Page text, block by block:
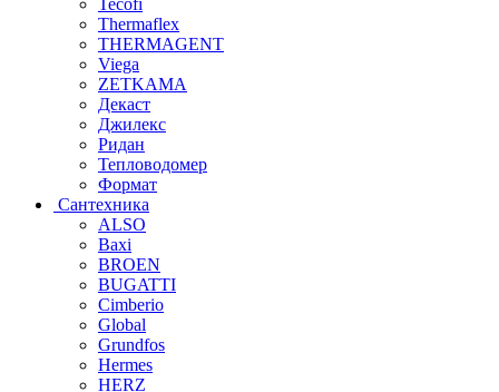
Thermaflex
THERMAGENT
Viega
ZETKAMA
Декаст
Джилекс
Ридан
Тепловодомер
Формат
Сантехника
ALSO
Baxi
BROEN
BUGATTI
Cimberio
Global
Grundfos
Hermes
HERZ